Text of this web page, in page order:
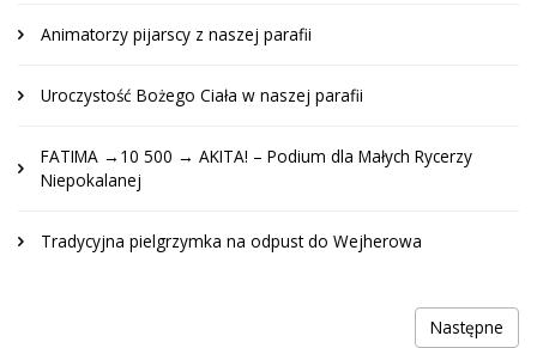
Animatorzy pijarscy z naszej parafii
Uroczystość Bożego Ciała w naszej parafii
FATIMA →10 500 → AKITA! – Podium dla Małych Rycerzy
Niepokalanej
Tradycyjna pielgrzymka na odpust do Wejherowa
Następne